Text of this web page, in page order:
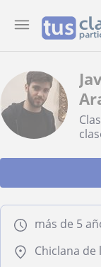
más de 5
Chiclana de